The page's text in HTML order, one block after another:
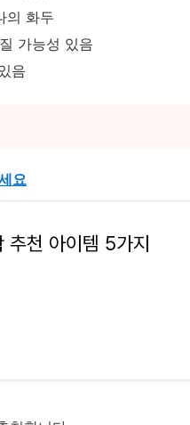
의 화두
가능성 있음
음
요
추천 아이템 5가지